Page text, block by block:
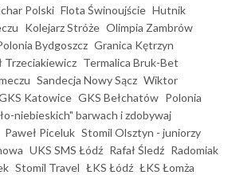
Polski Flota Świnoujście Hutnik
Kolejarz Stróże Olimpia Zambrów
Bydgoszcz Granica Kętrzyn
Trzeciakiewicz Termalica Bruk-Bet
Sandecja Nowy Sącz Wiktor
Katowice GKS Bełchatów Polonia
niebieskich" barwach i zdobywaj
Paweł Piceluk Stomil Olsztyn - juniorzy
UKS SMS Łódź Rafał Śledź Radomiak
Stomil Travel ŁKS Łódź ŁKS Łomża